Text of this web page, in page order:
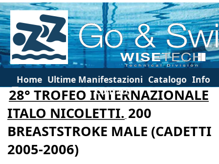
Home Ultime Manifestazioni Catalogo Info
Contatti
28° TROFEO INTERNAZIONALE
ITALO NICOLETTI. 200
BREASTSTROKE MALE (CADETTI
2005-2006)